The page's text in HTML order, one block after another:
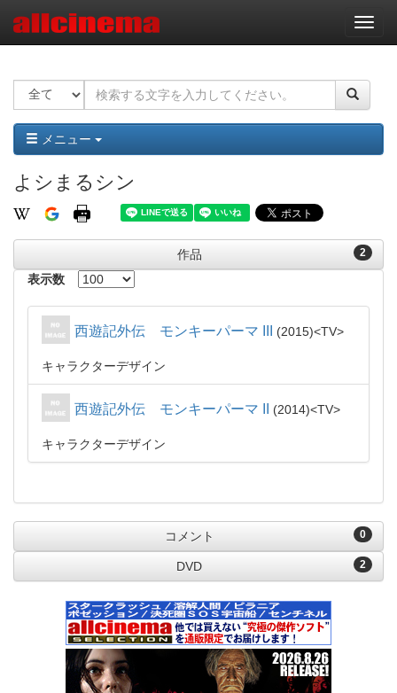
ナ
ビ
ー
ョ
ン
メニュー
よシまるシン
2
作品
表示数
西遊記外伝 モンキーパーマ III 2015 TV
キャラクターデザイン
西遊記外伝 モンキーパーマ II 2014 TV
キャラクターデザイン
0
コメント
2
DVD